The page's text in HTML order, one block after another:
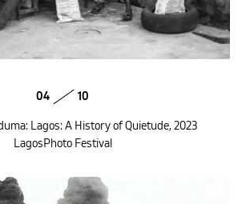
04 10
Lagos: A History of Quietude, 2023
LagosPhoto Festival